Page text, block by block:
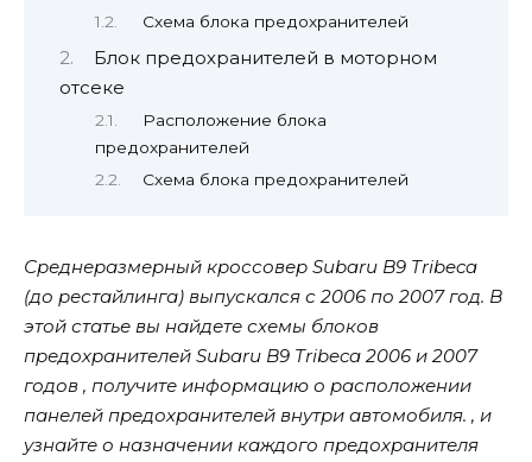
Схема блока предохранителей
Блок предохранителей в моторном
отсеке
Расположение блока
предохранителей
Схема блока предохранителей
Среднеразмерный кроссовер Subaru B9 Tribeca
(до рестайлинга) выпускался с 2006 по 2007 год. В
этой статье вы найдете схемы блоков
предохранителей Subaru B9 Tribeca 2006 и 2007
годов , получите информацию о расположении
панелей предохранителей внутри автомобиля. , и
узнайте о назначении каждого предохранителя